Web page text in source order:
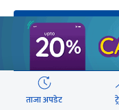
ताजा अपडेट